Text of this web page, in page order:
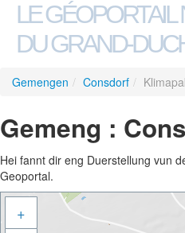
LE GÉOPORTAIL
DU GRAND-
Gemengen / Consdorf /
Gemeng :
Hei fannt dir eng Duerstellung vun
Geoportal.
+